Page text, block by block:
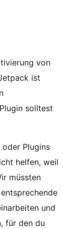
von
ist
solltest
Plugins
helfen, weil
müssten
und
für den du